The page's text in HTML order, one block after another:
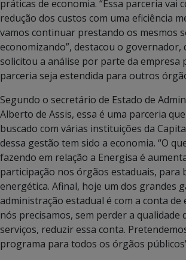
práticas de economia. “Essa parceria vai
redução dos custos com uma eficiência
vamos continuar prestando os mesmos
economizando”, destacou o governador,
solicitou a análise por parte da empresa
parceria seja estendida para outros
Segundo o secretário de Estado de
Alberto de Assis, essa é uma parceria
buscado com várias instituições da
dessa gestão tem sido a economia. “O
fazendo em relação a Energisa é
participação nos órgãos estaduais, para
energética. Afinal, hoje um dos grandes
administração estadual é com a conta de
nós precisamos, sem perder a qualidade
serviços, reduzir essa conta.
programa para todos os órgãos